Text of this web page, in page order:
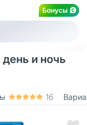
Бонусы
и ночь
16